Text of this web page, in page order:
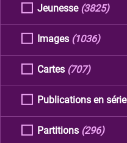
Jeunesse (3825)
Images (1036)
Cartes (707)
Publications en série
Partitions (296)